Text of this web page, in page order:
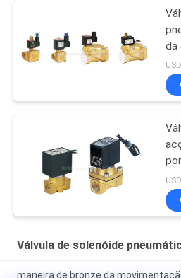
da
Válvula de solenóide
maneira de bronze da